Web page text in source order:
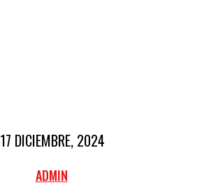
17 DICIEMBRE, 2024
ADMIN